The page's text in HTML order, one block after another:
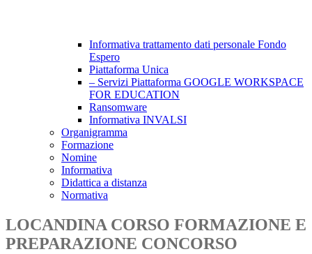
Informativa trattamento dati personale Fondo
Espero
Piattaforma Unica
– Servizi Piattaforma GOOGLE WORKSPACE
FOR EDUCATION
Ransomware
Informativa INVALSI
Organigramma
Formazione
Nomine
Informativa
Didattica a distanza
Normativa
LOCANDINA CORSO FORMAZIONE E
PREPARAZIONE CONCORSO